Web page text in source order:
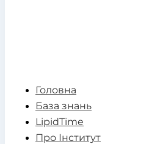
Головна
База знань
LipidTime
Про Інститут